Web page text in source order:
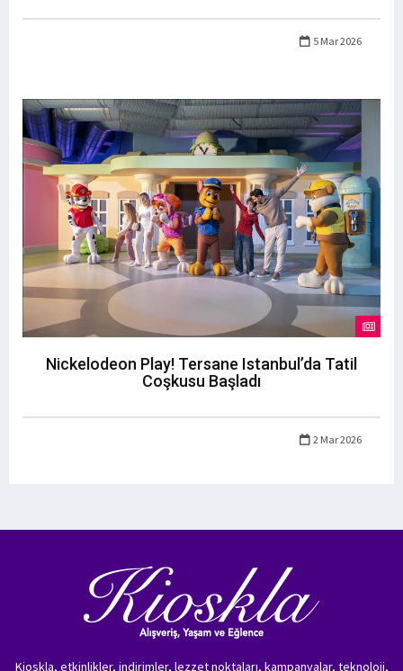
5 Mar 2026
Nickelodeon Play! Tersane Istanbul’da Tatil
Coşkusu Başladı
2 Mar 2026
Kioskla, etkinlikler, indirimler, lezzet noktaları, kampanyalar, teknoloji,